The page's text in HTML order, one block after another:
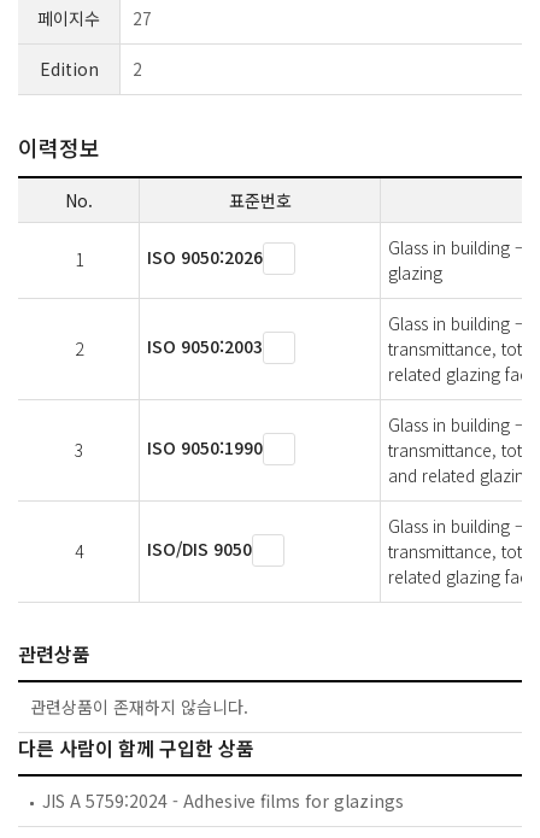
페이지수 27
Edition 2
이력정보
No. 표준번호
1 ISO 9050:2026
Glass in building —
glazing
2 ISO 9050:2003
Glass in building —
transmittance,
related glazing
3 ISO 9050:1990
Glass in building —
transmittance,
and related glazing
4 ISO/DIS 9050
Glass in building —
transmittance,
related glazing
관련상품
관련상품이 존재하지 않습니다.
다른 사람이 함께 구입한 상품
JIS A 5759:2024 - Adhesive films for glazings